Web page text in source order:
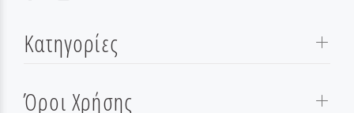
Κατηγορίες
Όροι Χρήσης